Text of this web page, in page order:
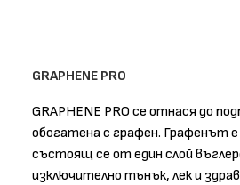
GRAPHENE PRO
GRAPHENE PRO се отнася до
обогатена с графен. Графенът
състоящ се от един слой
изключително тънък, лек и